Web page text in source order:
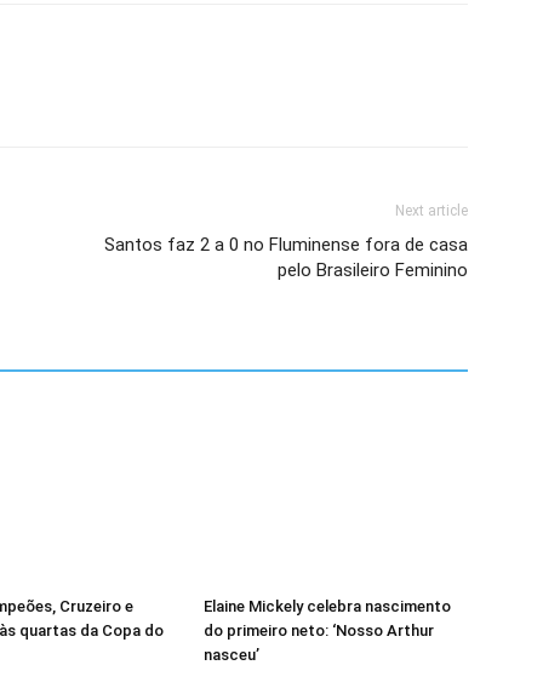
Next article
Santos faz 2 a 0 no Fluminense fora de casa
pelo Brasileiro Feminino
Cruzeiro e
quartas da Copa do
Elaine Mickely celebra nascimento
do primeiro neto: ‘Nosso Arthur
nasceu’